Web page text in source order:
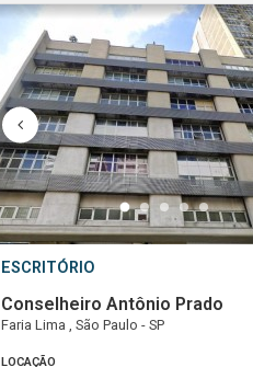
1 2 3 4 5
ESCRITÓRIO
Conselheiro Antônio Prado
Faria Lima , São Paulo - SP
LOCAÇÃO